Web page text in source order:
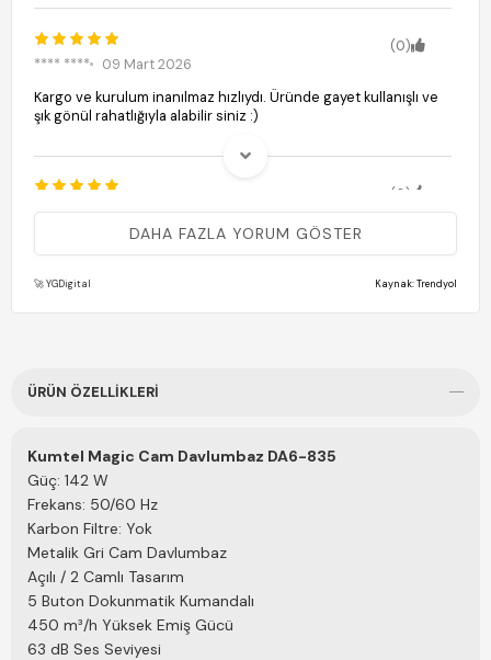
(0)
**** ****
09 Mart 2026
Kargo ve kurulum inanılmaz hızlıydı. Üründe gayet kullanışlı ve
şık gönül rahatlığıyla alabilir siniz :)
(0)
MURAT K.
23 Şubat 2026
Kumtel kalitesi fena değil
DAHA FAZLA YORUM GÖSTER
🚀 YGDigital Kaynak: Trendyol
ÜRÜN ÖZELLIKLERI
Kumtel Magic Cam Davlumbaz DA6-835
Güç: 142 W
Frekans: 50/60 Hz
Karbon Filtre: Yok
Metalik Gri Cam Davlumbaz
Açılı / 2 Camlı Tasarım
5 Buton Dokunmatik Kumandalı
450 m³/h Yüksek Emiş Gücü
63 dB Ses Seviyesi